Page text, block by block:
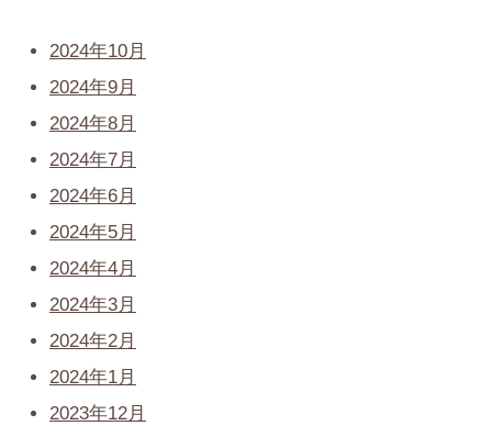
2024年10月
2024年9月
2024年8月
2024年7月
2024年6月
2024年5月
2024年4月
2024年3月
2024年2月
2024年1月
2023年12月